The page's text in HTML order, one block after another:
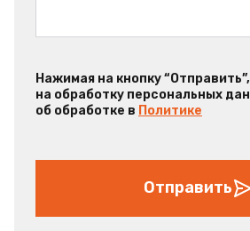
Нажимая на кнопку
на обработку персональных
об обработке в Политике
Отправить